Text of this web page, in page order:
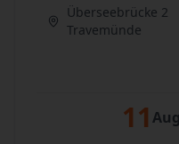
Überseebrücke 2
Travemünde
11